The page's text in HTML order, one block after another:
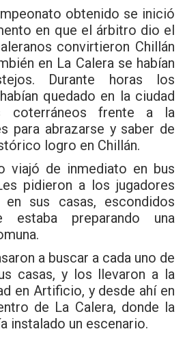
obtenido se inició
en que el árbitro dio el
convirtieron Chillán
en La Calera se habían
Durante horas los
quedado en la ciudad
coterráneos frente a la
para abrazarse y saber de
logro en Chillán.
viajó de inmediato en bus
pidieron a los jugadores
sus casas, escondidos
estaba preparando una
a buscar a cada uno de
casas, y los llevaron a la
en Artificio, y desde ahí en
de La Calera, donde la
instalado un escenario.